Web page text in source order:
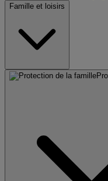
Famille et loisirs